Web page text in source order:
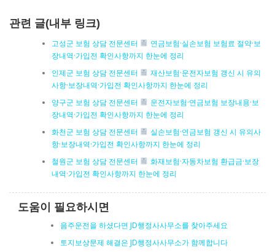
관련 글(내부 링크)
고성군 보험 상담 전문센터
연금보험·실손보험 보험료 절약·보
장내역·가입전 확인사항까지 한눈에 정리
인제군 보험 상담 전문센터
재산보험·운전자보험 갱신 시 유의
사항·보장내역·가입전 확인사항까지 한눈에 정리
양구군 보험 상담 전문센터
운전자보험·연금보험 보장내용·보
장내역·가입전 확인사항까지 한눈에 정리
화천군 보험 상담 전문센터
실손보험·연금보험 갱신 시 유의사
항·보장내역·가입전 확인사항까지 한눈에 정리
철원군 보험 상담 전문센터
화재보험·자동차보험 환급금·보장
내역·가입전 확인사항까지 한눈에 정리
도움이 필요하시면
음주운전을 하셨다면 JD행정사사무소를 찾아주세요
토지보상문제 해결은 JD행정사사무소가 함께합니다